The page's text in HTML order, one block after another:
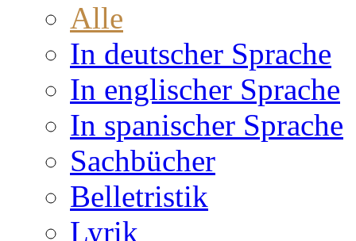
Alle
In deutscher Sprache
In englischer Sprache
In spanischer Sprache
Sachbücher
Belletristik
Lyrik